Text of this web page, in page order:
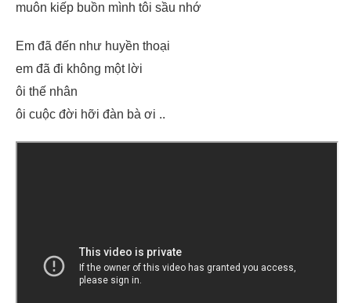
muôn kiếp buồn mình tôi sầu nhớ
Em đã đến như huyền thoại
em đã đi không một lời
ôi thế nhân
ôi cuộc đời hỡi đàn bà ơi ..